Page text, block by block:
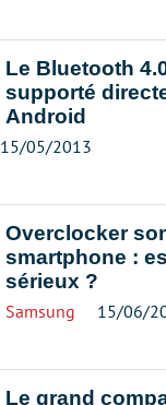
Le Bluetooth
supporté
Android
15/05/2013
Overclocker
smartphone :
sérieux ?
Samsung 15/06/
Le grand